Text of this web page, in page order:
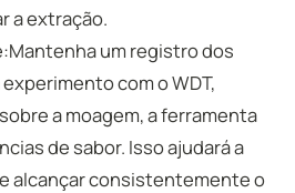
a extração.
um registro dos
com o WDT,
a moagem, a ferramenta
de sabor. Isso ajudará a
alcançar consistentemente o